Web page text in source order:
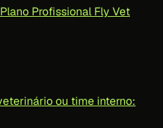
Profissional Fly Vet
ou time interno: